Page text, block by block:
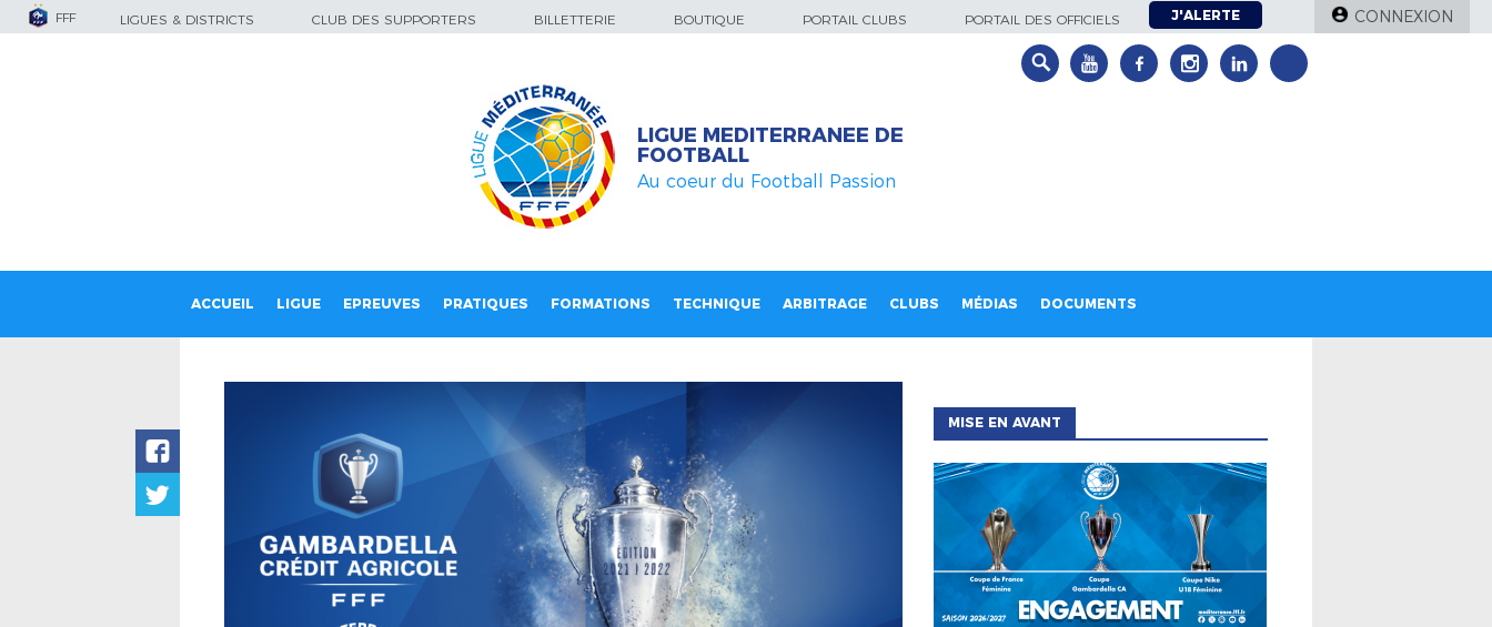
FFF LIGUES & DISTRICTS CLUB DES SUPPORTERS BILLETTERIE BOUTIQUE PORTAIL CLUBS PORTAIL DES OFFICIELS J'ALERTE CONNEXION
LIGUE MEDITERRANEE DE
FOOTBALL
Au coeur du Football Passion
ACCUEIL LIGUE EPREUVES PRATIQUES FORMATIONS TECHNIQUE ARBITRAGE CLUBS MÉDIAS DOCUMENTS
MISE EN AVANT